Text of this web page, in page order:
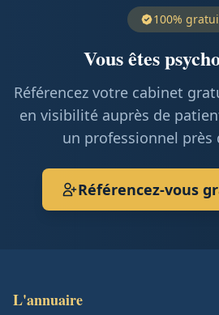
100%
Vous êtes
Référencez votre cabinet
en visibilité auprès de
un professionnel près
Référencez-vous
L'annuaire